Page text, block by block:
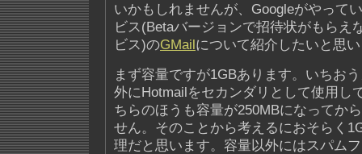
いかもしれませんが、Googleがやって
ビス(Betaバージョンで招待状がもらえ
ビス)のGMailについて紹介したいと思
まず容量ですが1GBあります。いちお
外にHotmailをセカンダリとして使用し
ちらのほうも容量が250MBになってか
せん。そのことから考えるにおそらく
理だと思います。容量以外にはスパム